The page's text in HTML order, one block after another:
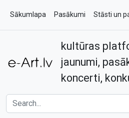
Sākumlapa Pasākumi Stāsti un
Kontakti
kultūras
jaunumi,
koncerti,